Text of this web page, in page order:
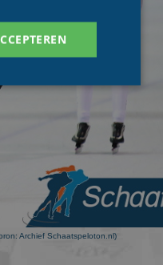
Archief Schaatspeloton.nl)
cookies kunnen
Analytics -
used
unique users by